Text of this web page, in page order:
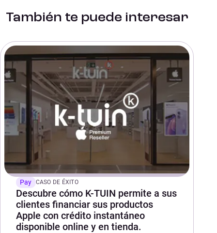
También te puede interesar
Pay CASO DE ÉXITO
Descubre cómo K-TUIN permite a sus
clientes financiar sus productos
Apple con crédito instantáneo
disponible online y en tienda.